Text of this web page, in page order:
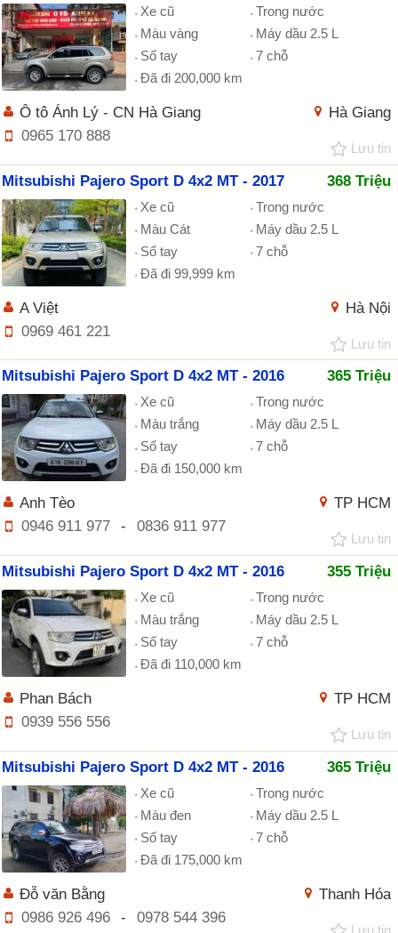
Xe cũ
Trong nước
Màu vàng
Máy dầu 2.5 L
Số tay
7 chỗ
Đã đi 200,000 km
Hà Giang
Ô tô Ánh Lý - CN Hà Giang
0965 170 888
Lưu tin
Mitsubishi Pajero Sport D 4x2 MT - 2017 368 Triệu
Xe cũ
Trong nước
Màu Cát
Máy dầu 2.5 L
Số tay
7 chỗ
Đã đi 99,999 km
Hà Nội
A Việt
0969 461 221
Lưu tin
Mitsubishi Pajero Sport D 4x2 MT - 2016 365 Triệu
Xe cũ
Trong nước
Màu trắng
Máy dầu 2.5 L
Số tay
7 chỗ
Đã đi 150,000 km
TP HCM
Anh Tèo
0946 911 977
- 0836 911 977
Lưu tin
Mitsubishi Pajero Sport D 4x2 MT - 2016 355 Triệu
Xe cũ
Trong nước
Màu trắng
Máy dầu 2.5 L
Số tay
7 chỗ
Đã đi 110,000 km
TP HCM
Phan Bách
0939 556 556
Lưu tin
Mitsubishi Pajero Sport D 4x2 MT - 2016 365 Triệu
Xe cũ
Trong nước
Màu đen
Máy dầu 2.5 L
Số tay
7 chỗ
Đã đi 175,000 km
Thanh Hóa
Đỗ văn Bằng
0986 926 496
- 0978 544 396
Lưu tin